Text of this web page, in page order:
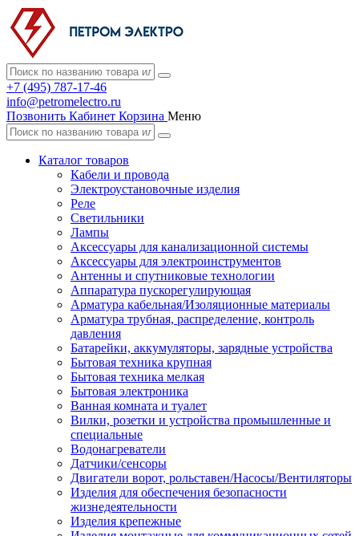
+7 (495) 787-17-46
info@petromelectro.ru
Позвонить Кабинет Корзина Меню
Каталог товаров
Кабели и провода
Электроустановочные изделия
Реле
Светильники
Лампы
Аксессуары для канализационной системы
Аксессуары для электроинструментов
Антенны и спутниковые технологии
Аппаратура пускорегулирующая
Арматура кабельная/Изоляционные материалы
Арматура трубная, распределение, контроль
давления
Батарейки, аккумуляторы, зарядные устройства
Бытовая техника крупная
Бытовая техника мелкая
Бытовая электроника
Ванная комната и туалет
Вилки, розетки и устройства промышленные и
специальные
Водонагреватели
Датчики/сенсоры
Двигатели ворот, рольставен/Насосы/Вентиляторы
Изделия для обеспечения безопасности
жизнедеятельности
Изделия крепежные